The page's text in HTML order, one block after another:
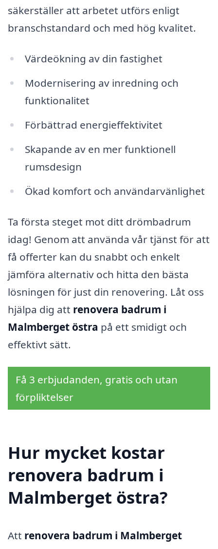
säkerställer att arbetet utförs enligt
branschstandard och med hög kvalitet.
Värdeökning av din fastighet
Modernisering av inredning och
funktionalitet
Förbättrad energieffektivitet
Skapande av en mer funktionell
rumsdesign
Ökad komfort och användarvänlighet
Ta första steget mot ditt drömbadrum
idag! Genom att använda vår tjänst för att
få offerter kan du snabbt och enkelt
jämföra alternativ och hitta den bästa
lösningen för just din renovering. Låt oss
hjälpa dig att renovera badrum i
Malmberget östra på ett smidigt och
effektivt sätt.
Få 3 erbjudanden, gratis och utan
förpliktelser
Hur mycket kostar
renovera badrum i
Malmberget östra?
Att renovera badrum i Malmberget